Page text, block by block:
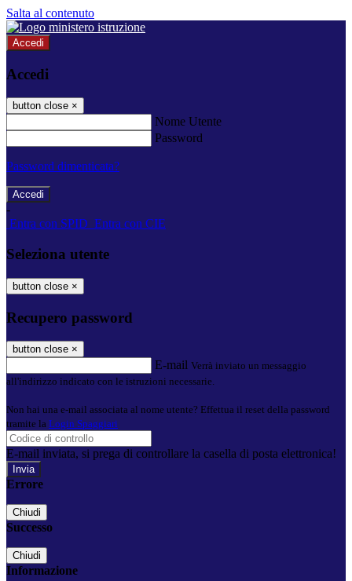
Salta al contenuto
Accedi
Accedi
button close ×
Nome Utente
Password
Password dimenticata?
-
Entra con SPID Entra con CIE
Seleziona utente
button close ×
Recupero password
button close ×
E-mail Verrà inviato un messaggio
all'indirizzo indicato con le istruzioni necessarie.
Non hai una e-mail associata al nome utente? Effettua il reset della password
tramite la Login Spaggiari
E-mail inviata, si prega di controllare la casella di posta elettronica!
Errore
Chiudi
Successo
Chiudi
Informazione